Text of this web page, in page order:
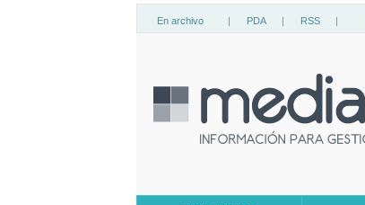
En archivo | PDA | RSS |